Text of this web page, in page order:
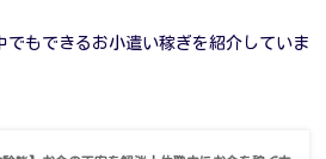
でもできるお小遣い稼ぎを紹介していま